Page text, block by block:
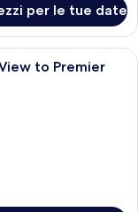
per le tue date
d'albergo con due letti,
to Premier